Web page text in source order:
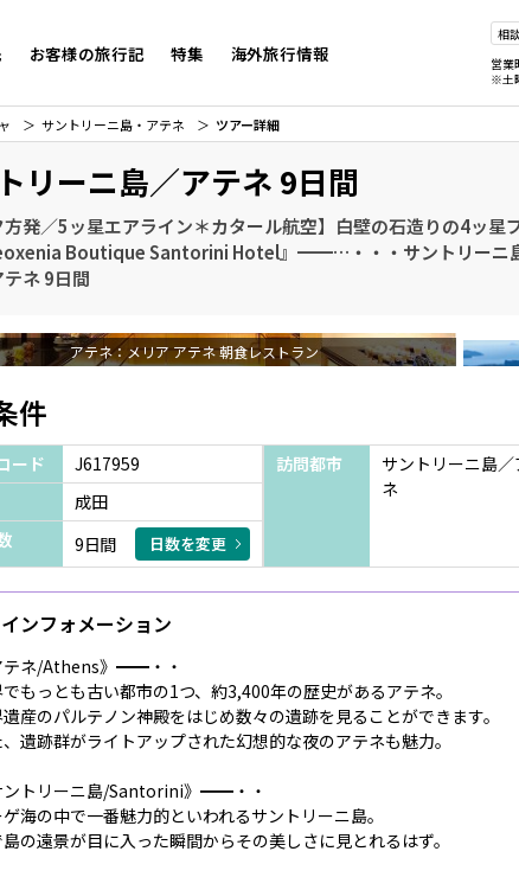
お客様の旅行記 特集 海外旅行情報
相
営業
※土
サントリーニ島・アテネ ツアー詳細
リーニ島／アテネ 9日間
発／5ッ星エアライン＊カタール航空】白壁の石造りの4ッ星
Boutique Santorini Hotel』━━…・・・サントリーニ
ネ 9日間
アテネ：メリア アテネ 朝食レストラン
件
ード
J617959
成田
9日間 日数を変更
訪問都市
サントリーニ島／
ネ
インフォメーション
テネ/Athens》━━・・
もっとも古い都市の1つ、約3,400年の歴史があるアテネ。
産のパルテノン神殿をはじめ数々の遺跡を見ることができます。
遺跡群がライトアップされた幻想的な夜のアテネも魅力。
ントリーニ島/Santorini》━━・・
海の中で一番魅力的といわれるサントリーニ島。
の遠景が目に入った瞬間からその美しさに見とれるはず。